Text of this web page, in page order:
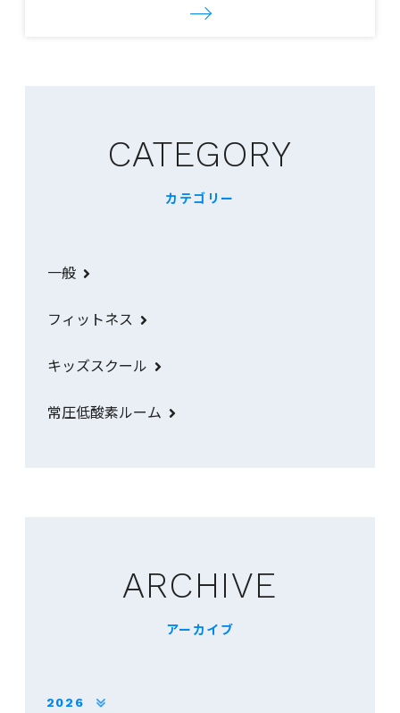
CATEGORY
カテゴリー
一般
フィットネス
キッズスクール
常圧低酸素ルーム
ARCHIVE
アーカイブ
2026